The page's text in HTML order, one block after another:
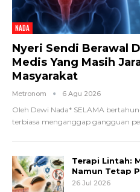
NADA
Nyeri Sendi Berawal
Medis Yang Masih
Masyarakat
Metronom 6 Agu 2026
Oleh Dewi Nada* SELAMA
terbiasa menganggap gangguan
Terapi Lintah:
Namun Tetap
26 Jul 2026